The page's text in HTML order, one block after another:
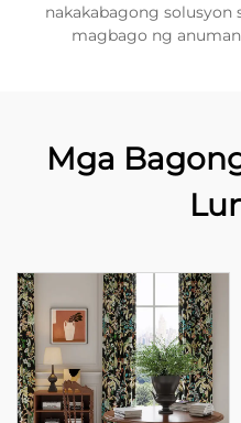
nakakabagong solusyon
magbago ng
Mga